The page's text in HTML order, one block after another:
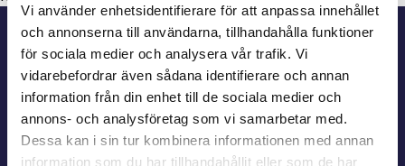
Vi använder enhetsidentifierare för att anpassa innehållet
och annonserna till användarna, tillhandahålla funktioner
för sociala medier och analysera vår trafik. Vi
vidarebefordrar även sådana identifierare och annan
information från din enhet till de sociala medier och
annons- och analysföretag som vi samarbetar med.
Dessa kan i sin tur kombinera informationen med annan
information som du har tillhandahållit eller som de har
Sidfot
Kundtjänst
Beställ information